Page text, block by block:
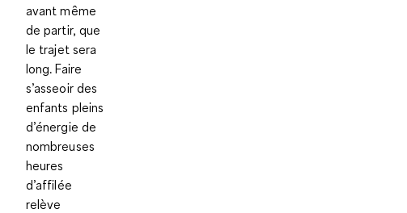
avant même
de partir, que
le trajet sera
long. Faire
s’asseoir des
enfants pleins
d’énergie de
nombreuses
heures
d’affilée
relève